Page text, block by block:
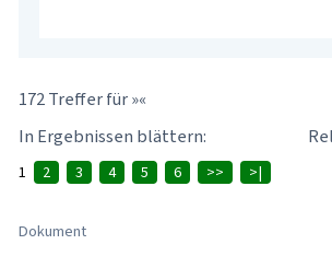
172 Treffer für »«
In Ergebnissen blättern:
1 2 3 4 5 6 >> >|
Dokument